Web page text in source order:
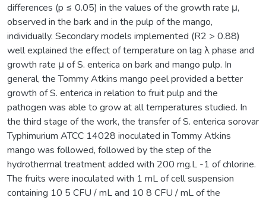
differences (p ≤ 0.05) in the values of the growth rate μ,
observed in the bark and in the pulp of the mango,
individually. Secondary models implemented (R2 > 0.88)
well explained the effect of temperature on lag λ phase and
growth rate μ of S. enterica on bark and mango pulp. In
general, the Tommy Atkins mango peel provided a better
growth of S. enterica in relation to fruit pulp and the
pathogen was able to grow at all temperatures studied. In
the third stage of the work, the transfer of S. enterica sorovar
Typhimurium ATCC 14028 inoculated in Tommy Atkins
mango was followed, followed by the step of the
hydrothermal treatment added with 200 mg.L -1 of chlorine.
The fruits were inoculated with 1 mL of cell suspension
containing 10 5 CFU / mL and 10 8 CFU / mL of the